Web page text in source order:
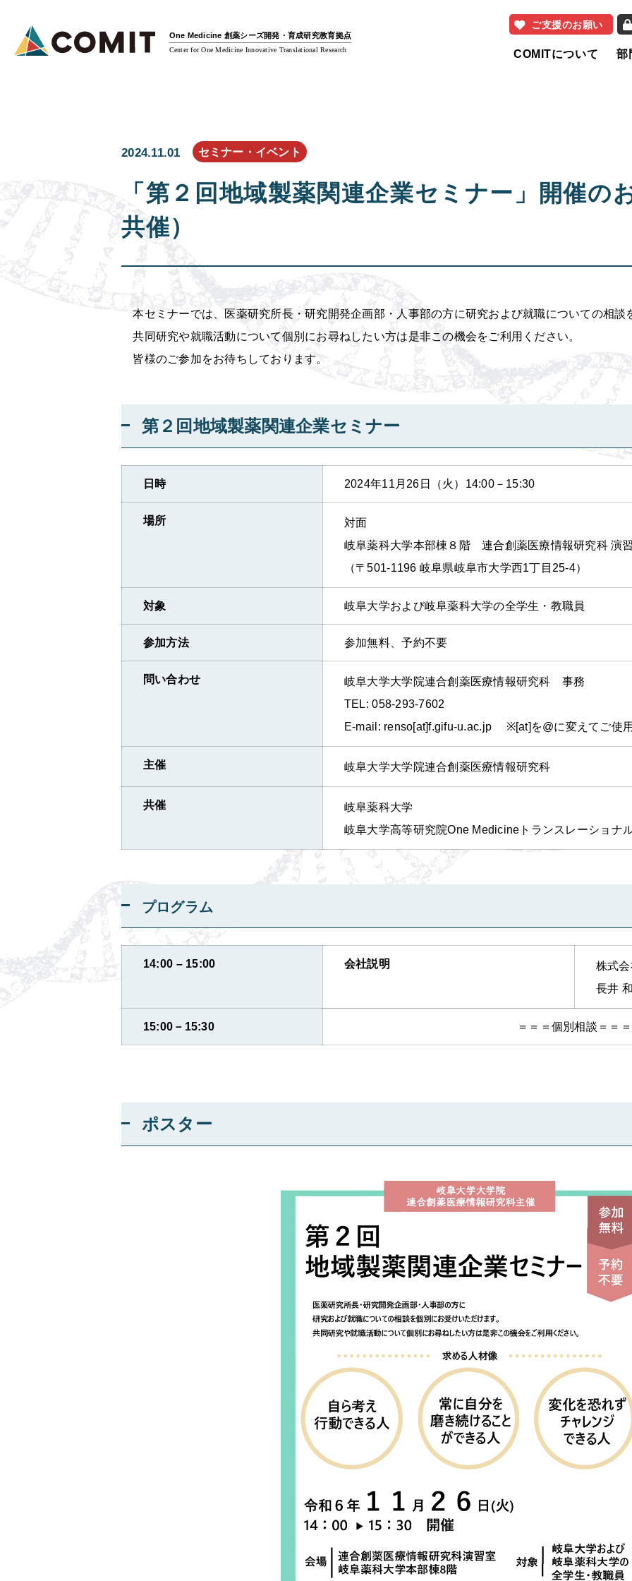
One Medicine 創薬シーズ開発・育成研究教育拠点
Center for One Medicine Innovative Translational Research
ご支援のお願い
COMITについて 部
2024.11.01 セミナー・イベント
「第２回地域製薬関連企業セミナー」開催の
共催）
本セミナーでは、医薬研究所長・研究開発企画部・人事部の方に研究および就職についての相談
共同研究や就職活動について個別にお尋ねしたい方は是非この機会をご利用ください。
皆様のご参加をお待ちしております。
第２回地域製薬関連企業セミナー
日時 2024年11月26日（火）14:00－15:30
場所
対面
岐阜薬科大学本部棟８階 連合創薬医療情報研究科
（〒501-1196 岐阜県岐阜市大学西1丁目25-4）
対象 岐阜大学および岐阜薬科大学の全学生・教職員
参加方法 参加無料、予約不要
問い合わせ
岐阜大学大学院連合創薬医療情報研究科 事務
TEL: 058-293-7602
E-mail: renso[at]f.gifu-u.ac.jp ※[at]を@に変えてご使
主催 岐阜大学大学院連合創薬医療情報研究科
共催
岐阜薬科大学
岐阜大学高等研究院One Medicineトランスレーショナ
プログラム
14:00 – 15:00 会社説明
株式
長井
15:00－15:30 ＝＝＝個別相談＝＝＝
ポスター